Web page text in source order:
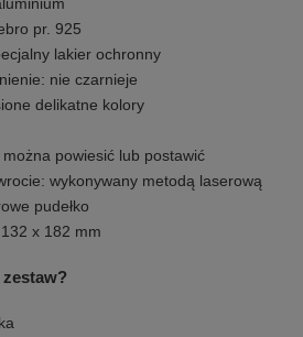
pr. 925
lakier ochronny
nie czarnieje
delikatne kolory
powiesić lub postawić
wykonywany metodą laserową
pudełko
x 182 mm
zestaw?